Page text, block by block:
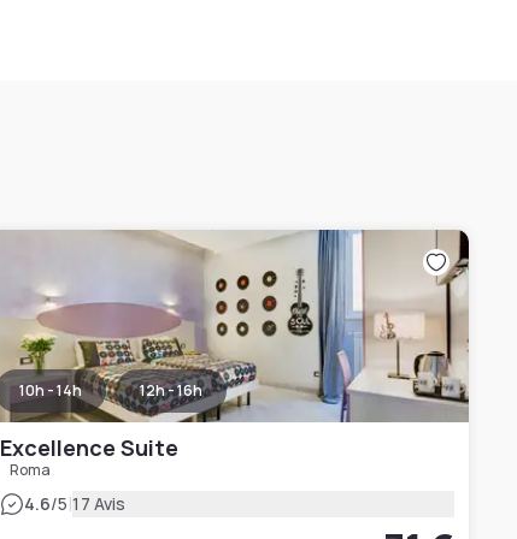
10h - 14h 12h - 16h
Excellence Suite
Roma
4.6/5|17 Avis